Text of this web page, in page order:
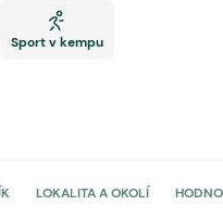
Sport v kempu
LOKALITA A OKOLÍ